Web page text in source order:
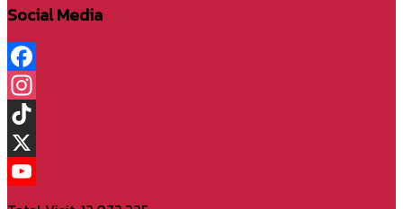
Social Media
Facebook
Instagram
TikTok
X